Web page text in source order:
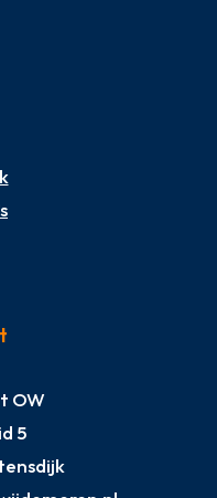
OW
5